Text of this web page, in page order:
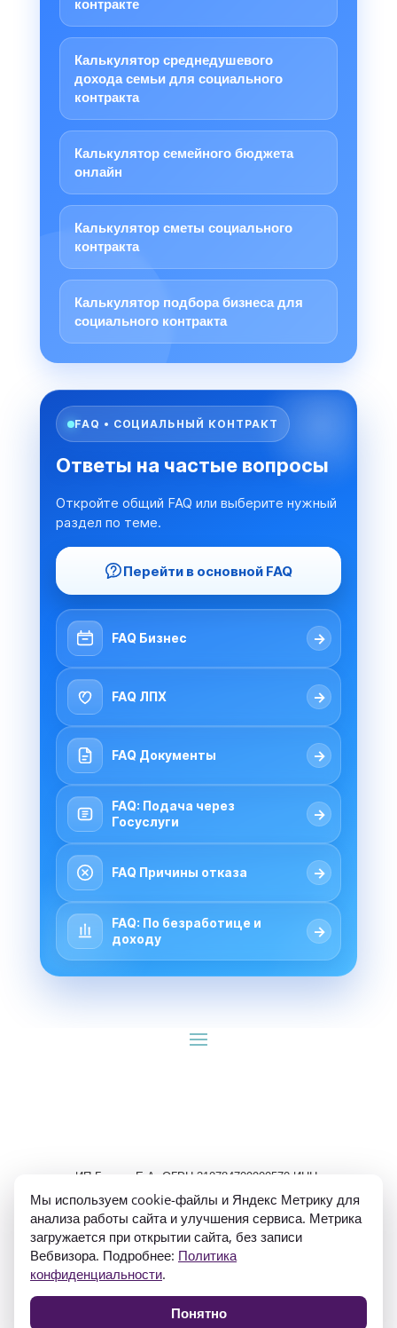
контракте
Калькулятор среднедушевого
дохода семьи для социального
контракта
Калькулятор семейного бюджета
онлайн
Калькулятор сметы социального
контракта
Калькулятор подбора бизнеса для
социального контракта
FAQ • СОЦИАЛЬНЫЙ КОНТРАКТ
Ответы на частые вопросы
Откройте общий FAQ или выберите нужный
раздел по теме.
Перейти в основной FAQ
FAQ Бизнес →
FAQ ЛПХ →
FAQ Документы →
FAQ: Подача через
Госуслуги
→
FAQ Причины отказа →
FAQ: По безработице и
доходу
→
ИП Гуляев Е.А. ОГРН 310784709900570 ИНН
Политика конфиденциальности
Согласие на обработку персональных данных
Мы используем cookie-файлы и Яндекс Метрику для
анализа работы сайта и улучшения сервиса. Метрика
загружается при открытии сайта, без записи
Вебвизора. Подробнее: Политика
конфиденциальности.
Понятно